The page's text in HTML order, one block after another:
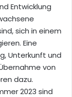
Entwicklung
sich in einem
Eine
Unterkunft und
von
dazu.
2023 sind